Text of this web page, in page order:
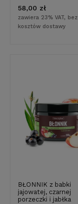
58,00 zł
zawiera 23% VAT, bez
kosztów dostawy
BŁONNIK z babki
jajowatej, czarnej
porzeczki i jabłka